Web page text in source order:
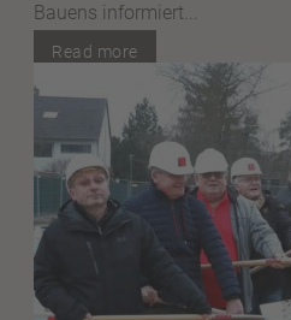
Bauens informiert...
Read more